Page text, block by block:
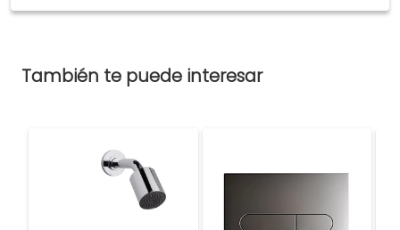
También te puede interesar